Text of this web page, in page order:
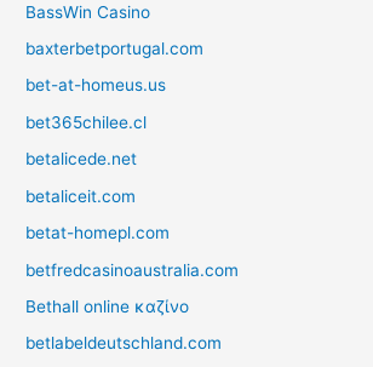
BassWin Casino
baxterbetportugal.com
bet-at-homeus.us
bet365chilee.cl
betalicede.net
betaliceit.com
betat-homepl.com
betfredcasinoaustralia.com
Bethall online καζίνο
betlabeldeutschland.com